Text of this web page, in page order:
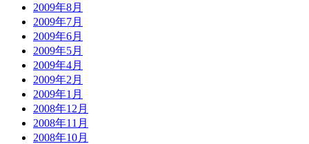
2009年8月
2009年7月
2009年6月
2009年5月
2009年4月
2009年2月
2009年1月
2008年12月
2008年11月
2008年10月